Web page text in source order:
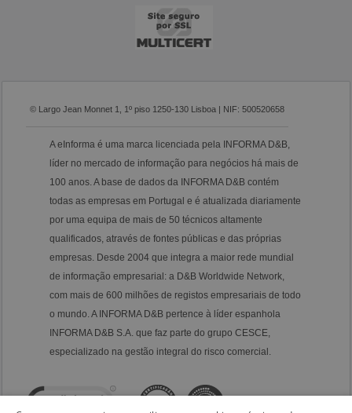
© Largo Jean Monnet 1, 1º piso 1250-130 Lisboa | NIF: 500520658
A eInforma é uma marca licenciada pela INFORMA D&B,
líder no mercado de informação para negócios há mais de
100 anos. A base de dados da INFORMA D&B contém
todas as empresas em Portugal e é atualizada diariamente
por uma equipa de mais de 50 técnicos altamente
qualificados, através de fontes públicas e das próprias
empresas. Desde 2004 que integra a maior rede mundial
de informação empresarial: a D&B Worldwide Network,
com mais de 600 milhões de registos empresariais de todo
o mundo. A INFORMA D&B pertence à líder espanhola
INFORMA D&B S.A. que faz parte do grupo CESCE,
especializado na gestão integral do risco comercial.